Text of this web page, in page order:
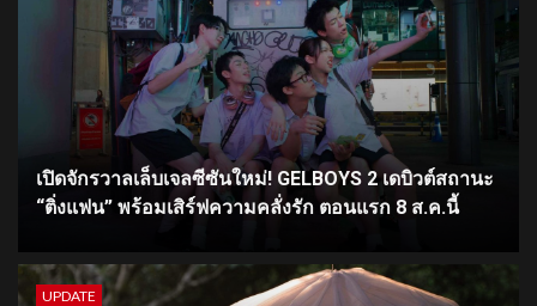
เปิดจักรวาลเล็บเจลซีซันใหม่! GELBOYS 2 เดบิวต์สถานะ
“ติ่งแฟน” พร้อมเสิร์ฟความคลั่งรัก ตอนแรก 8 ส.ค.นี้
UPDATE